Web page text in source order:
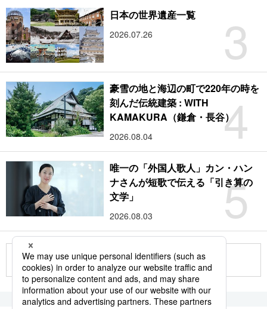
3
日本の世界遺産一覧
2026.07.26
4
豪雪の地と海辺の町で220年の時を
刻んだ伝統建築 : WITH
KAMAKURA（鎌倉・長谷）
2026.08.04
5
唯一の「外国人歌人」カン・ハン
ナさんが短歌で伝える「引き算の
文学」
2026.08.03
もっと見る